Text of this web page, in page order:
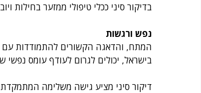
בדיקור סיני ככלי טיפולי ממזער בחילות
נפש ורגשות
המתח, והדאגה הקשורים להתמודדות עם
בישראל, יכולים לגרום לעודף עומס נפשי
דיקור סיני מציע גישה משלימה